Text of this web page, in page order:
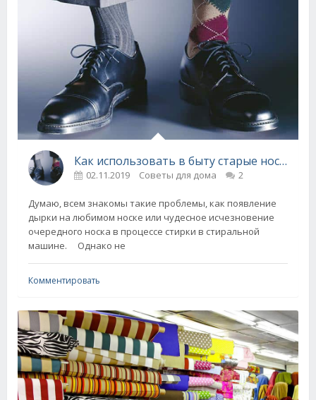
Как использовать в быту старые носки и носки без пары!
02.11.2019 Советы для дома 2
Думаю, всем знакомы такие проблемы, как появление
дырки на любимом носке или чудесное исчезновение
очередного носка в процессе стирки в стиральной
машине. Однако не
Комментировать